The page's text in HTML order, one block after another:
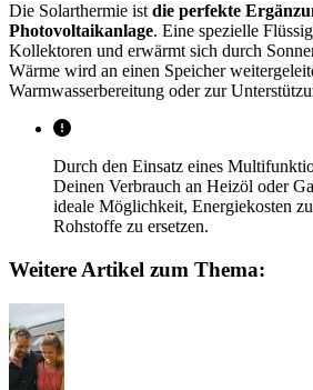
Die Solarthermie ist die perfekte
Photovoltaikanlage. Eine spezielle
Kollektoren und erwärmt sich durch
Wärme wird an einen Speicher
Warmwasserbereitung oder zur
Durch den Einsatz eines
Deinen Verbrauch an Heizöl oder
ideale Möglichkeit, Energiekosten
Rohstoffe zu ersetzen.
Weitere Artikel zum Thema: